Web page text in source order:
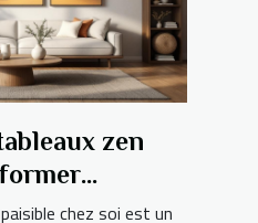
zen
maison ?
chez soi est un